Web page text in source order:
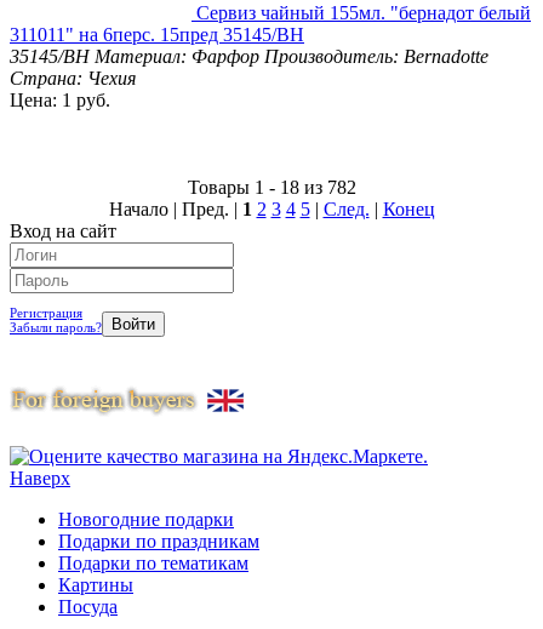
Сервиз чайный 155мл. "бернадот белый
311011" на 6перс. 15пред 35145/BH
35145/BH Материал: Фарфор Производитель: Bernadotte
Страна: Чехия
Цена: 1 руб.
Товары 1 - 18 из 782
Начало | Пред. | 1 2 3 4 5| След. | Конец
Вход на сайт
Регистрация
Забыли пароль?
Наверх
Новогодние подарки
Подарки по праздникам
Подарки по тематикам
Картины
Посуда